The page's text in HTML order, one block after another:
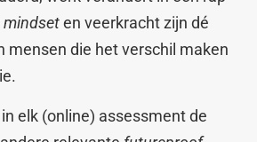
en veerkracht zijn dé
mensen die het verschil maken
elk (online) assessment de